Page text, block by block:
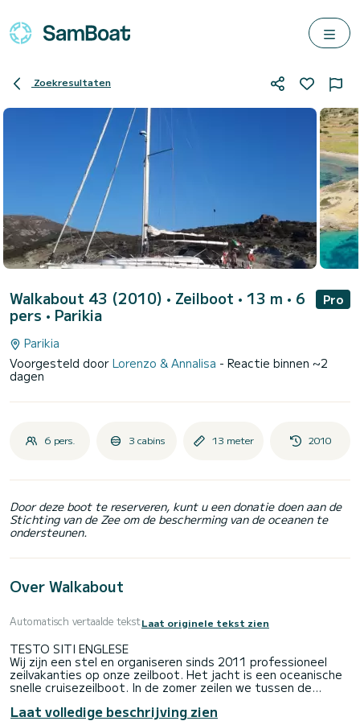
Zoekresultaten
Walkabout 43 (2010) • Zeilboot • 13 m • 6
pers • Parikia
Pro
Parikia
Voorgesteld door Lorenzo & Annalisa - Reactie binnen ~2
dagen
6 pers. 3 cabins 13 meter 2010
Door deze boot te reserveren, kunt u een donatie doen aan de
Stichting van de Zee om de bescherming van de oceanen te
ondersteunen.
Over Walkabout
Automatisch vertaalde tekstLaat originele tekst zien
TESTO SITI ENGLESE
Wij zijn een stel en organiseren sinds 2011 professioneel
zeilvakanties op onze zeilboot. Het jacht is een oceanische
snelle cruisezeilboot. In de zomer zeilen we tussen de
boord om u de ervaring van het leven op een zeilboot te
Laat volledige beschrijving zien